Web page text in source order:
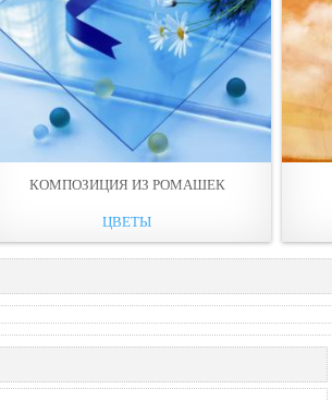
КОМПОЗИЦИЯ ИЗ РОМАШЕК
ЦВЕТЫ